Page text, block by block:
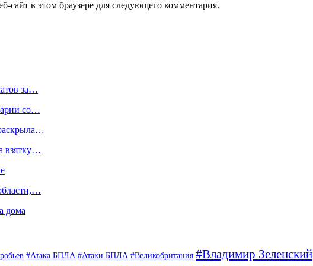
сайт в этом браузере для следующего комментария.
за…
со…
взятку…
дома
#Атака БПЛА #Атаки БПЛА #Великобритания #Владимир Зеленский